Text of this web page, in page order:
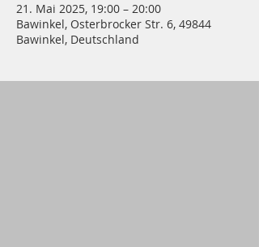
21. Mai 2025, 19:00 – 20:00
Bawinkel, Osterbrocker Str. 6, 49844
Bawinkel, Deutschland